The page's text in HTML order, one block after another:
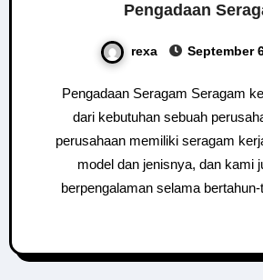
Pengadaan
rexa September
Pengadaan Seragam Seragam kerja tidak lepas
dari kebutuhan sebuah
perusahaan memiliki seragam
model dan jenisnya, dan kami
berpengalaman selama